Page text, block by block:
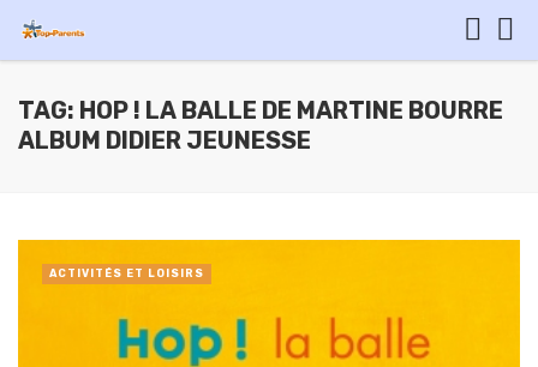
TAG: HOP ! LA BALLE DE MARTINE BOURRE
ALBUM DIDIER JEUNESSE
ACTIVITÉS ET LOISIRS